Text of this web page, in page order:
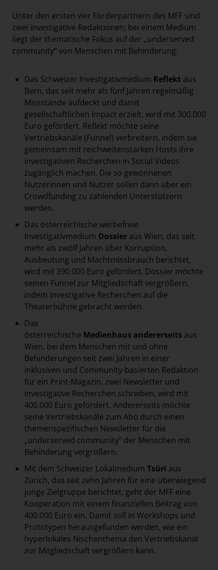
Unter den ersten vier Förderpartnern des MFF sind
zwei investigative Redaktionen; bei einem Medium
liegt der thematische Fokus auf der „underserved
community“ von Menschen mit Behinderung:
Das Schweizer Investigativmedium Reflekt aus
Bern, das seit mehr als fünf Jahren regelmäßig
Missstände aufdeckt und damit
gesellschaftlichen Impact erzielt, wird mit 300.000
Euro gefördert. Reflekt möchte seine
Vertriebskanäle (Funnel) verbreitern, indem sie
gemeinsam mit reichweitenstarken Hosts ihre
investigativen Recherchen in Social Videos
zugänglich machen. Die so gewonnenen
Nutzerinnen und Nutzer sollen dann über ein
Crowdfunding zu zahlenden Unterstützern
werden.
Das österreichische werbefreie
Investigativmedium Dossier aus Wien, das seit
mehr als zwölf Jahren über Korruption,
Ausbeutung und Machtmissbrauch berichtet,
wird mit 390.000 Euro gefördert. Dossier möchte
seinen Funnel zur Mitgliedschaft vergrößern,
indem investigative Recherchen auf die
Theaterbühne gebracht werden.
Das
österreichische Medienhaus andererseits aus
Wien, bei dem Menschen mit und ohne
Behinderungen seit zwei Jahren in einer
inklusiven und Community-basierten Redaktion
für ein Print-Magazin, zwei Newsletter und
investigative Recherchen schreiben, wird mit
400.000 Euro gefördert. Andererseits möchte
seine Vertriebskanäle zum Abo durch einen
themenspezifischen Newsletter für die
„underserved community“ der Menschen mit
Behinderung vergrößern.
Mit dem Schweizer Lokalmedium Tsüri aus
Zürich, das seit zehn Jahren für eine überwiegend
junge Zielgruppe berichtet, geht der MFF eine
Kooperation mit einem finanziellen Beitrag von
400.000 Euro ein. Damit soll in Workshops und
Prototypen herausgefunden werden, wie ein
hyperlokales Nischenthema den Vertriebskanal
zur Mitgliedschaft vergrößern kann.